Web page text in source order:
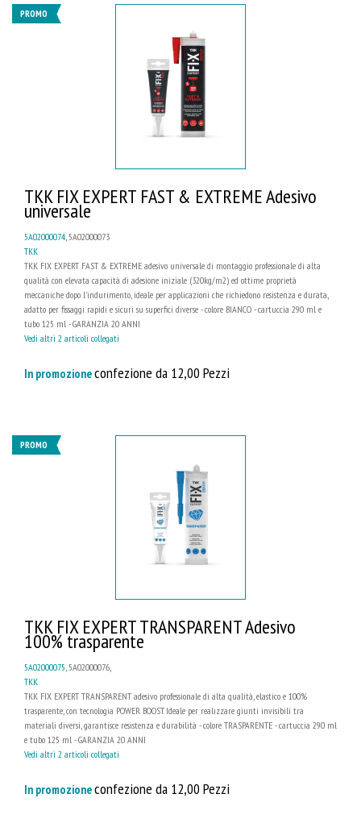
PROMO
TKK FIX EXPERT FAST & EXTREME Adesivo
universale
5A02000074 , 5A02000073
TKK
TKK FIX EXPERT FAST & EXTREME adesivo universale di montaggio professionale di alta
qualità con elevata capacità di adesione iniziale (320kg/m2) ed ottime proprietà
meccaniche dopo l'indurimento, ideale per applicazioni che richiedono resistenza e durata,
adatto per fissaggi rapidi e sicuri su superfici diverse - colore BIANCO - cartuccia 290 ml e
tubo 125 ml - GARANZIA 20 ANNI
Vedi altri 2 articoli collegati
In promozioneconfezione da 12,00 Pezzi
PROMO
TKK FIX EXPERT TRANSPARENT Adesivo
100% trasparente
5A02000075, 5A02000076,
TKK
TKK FIX EXPERT TRANSPARENT adesivo professionale di alta qualità, elastico e 100%
trasparente, con tecnologia POWER BOOST. Ideale per realizzare giunti invisibili tra
materiali diversi, garantisce resistenza e durabilità - colore TRASPARENTE - cartuccia 290 ml
e tubo 125 ml - GARANZIA 20 ANNI
Vedi altri 2 articoli collegati
In promozioneconfezione da 12,00 Pezzi